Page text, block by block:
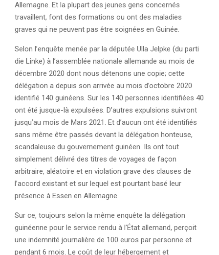
Allemagne. Et la plupart des jeunes gens concernés
travaillent, font des formations ou ont des maladies
graves qui ne peuvent pas être soignées en Guinée.
Selon l’enquête menée par la députée Ulla Jelpke (du parti
die Linke) à l’assemblée nationale allemande au mois de
décembre 2020 dont nous détenons une copie; cette
délégation a depuis son arrivée au mois d’octobre 2020
identifié 140 guinéens. Sur les 140 personnes identifiées 40
ont été jusque-là expulsées. D’autres expulsions suivront
jusqu’au mois de Mars 2021. Et d’aucun ont été identifiés
sans même être passés devant la délégation honteuse,
scandaleuse du gouvernement guinéen. Ils ont tout
simplement délivré des titres de voyages de façon
arbitraire, aléatoire et en violation grave des clauses de
l’accord existant et sur lequel est pourtant basé leur
présence à Essen en Allemagne.
Sur ce, toujours selon la même enquête la délégation
guinéenne pour le service rendu à l’État allemand, perçoit
une indemnité journalière de 100 euros par personne et
pendant 6 mois. Le coût de leur hébergement et